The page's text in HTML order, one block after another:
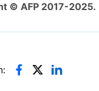
© AFP 2017-2025.